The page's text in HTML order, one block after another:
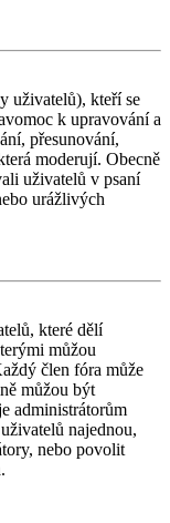
uživatelů), kteří se
k upravování a
přesunování,
moderují. Obecně
uživatelů v psaní
urážlivých
které dělí
můžou
člen fóra může
můžou být
administrátorům
najednou,
nebo povolit